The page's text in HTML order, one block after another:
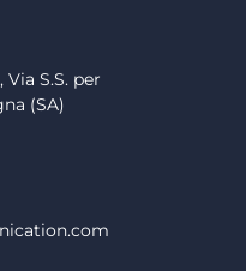
S.S. per
(SA)